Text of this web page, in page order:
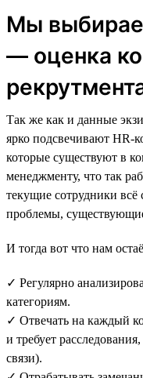
Мы
— оценка
Так же как и данные
ярко подсвечивают HR-
которые существуют в
менеджменту, что так
текущие сотрудники
проблемы,
И тогда вот что нам
✓ Регулярно
категориям.
✓ Отвечать на каждый
и требует
связи).